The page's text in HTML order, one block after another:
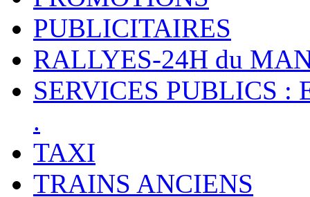
PUBLICITAIRES
RALLYES-24H du
SERVICES PUBLICS :
.
TAXI
TRAINS ANCIENS